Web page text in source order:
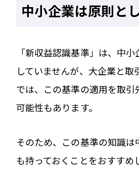
中小企業は原則と
「新収益認識基準」は、中
していませんが、大企業と取
では、この基準の適用を取引
可能性もあります。
そのため、この基準の知識は
も持っておくことをおすすめ